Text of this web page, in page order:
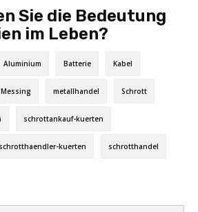
Sie die Bedeutung
im Leben?
Aluminium Batterie Kabel
Messing metallhandel Schrott
schrottankauf-kuerten
schrotthaendler-kuerten schrotthandel